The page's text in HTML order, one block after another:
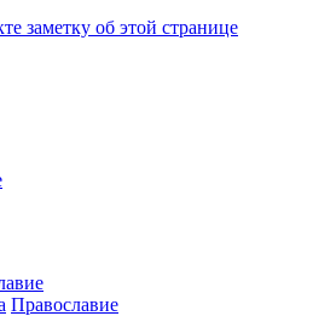
Православие